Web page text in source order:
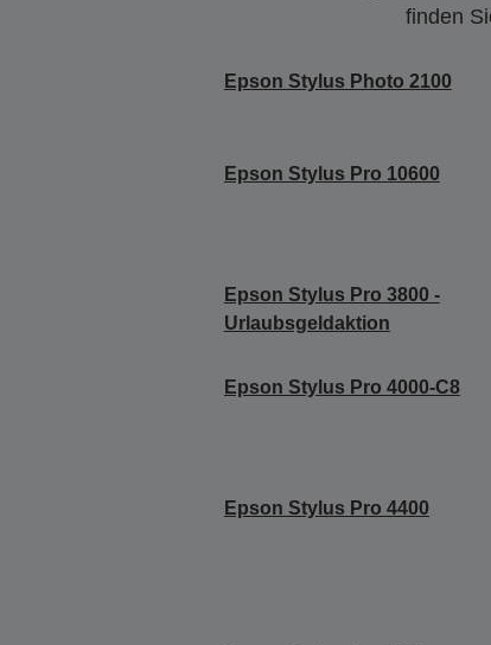
finden
Epson Stylus Photo 2100
Epson Stylus Pro 10600
Epson Stylus Pro 3800 -
Urlaubsgeldaktion
Epson Stylus Pro 4000-C8
Epson Stylus Pro 4400